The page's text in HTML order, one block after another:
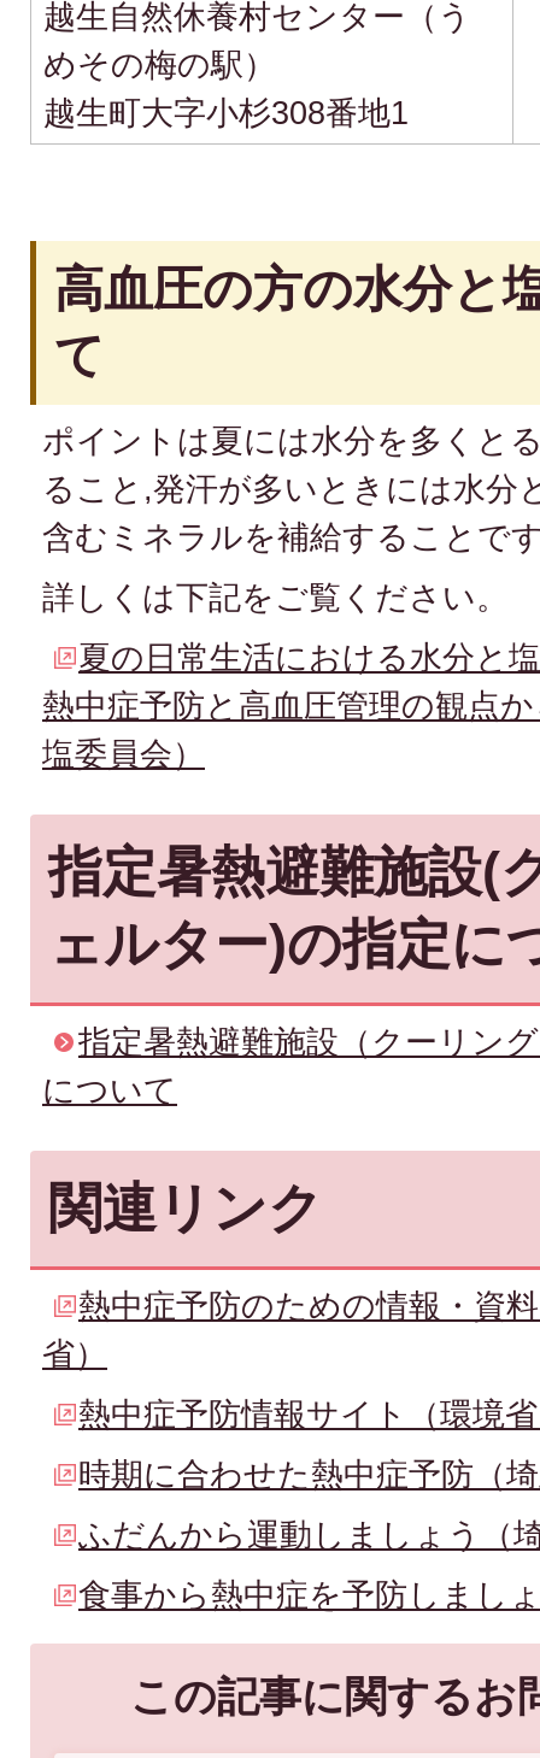
越生自然休養村センター（う
めその梅の駅）
越生町大字小杉308番地1
高血圧の方の水分と
て
ポイントは夏には水分を多くと
ること,発汗が多いときには水分
含むミネラルを補給することで
詳しくは下記をご覧ください。
夏の日常生活における水分と
熱中症予防と高血圧管理の観点
塩委員会）
指定暑熱避難施設(
ェルター)の指定に
指定暑熱避難施設（クーリン
について
関連リンク
熱中症予防のための情報・資
省）
熱中症予防情報サイト（環境
時期に合わせた熱中症予防（
ふだんから運動しましょう（
食事から熱中症を予防しまし
この記事に関するお